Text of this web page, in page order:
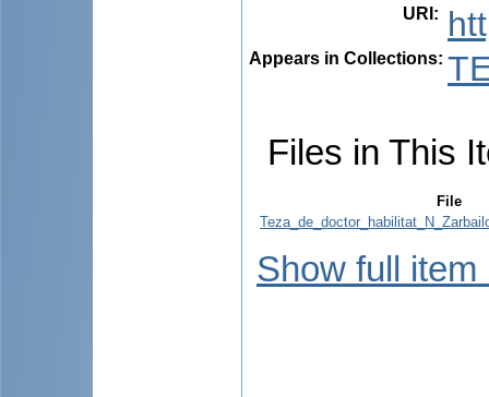
URI :
Appears in Collections:
Files in This
File
Show full item